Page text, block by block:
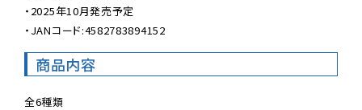
・2025年10月発売予定
・JANコード:4582783894152
商品内容
全6種類